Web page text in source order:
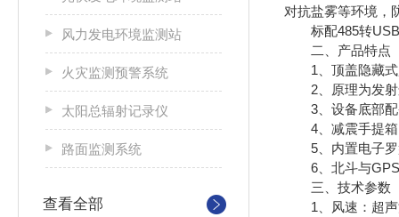
风力发电环境监测站
火灾监测预警系统
太阳总辐射记录仪
路面监测系统
查看全部
对抗盐雾等环境，
标配485转USB
二、产品特点
1、顶盖隐藏式
2、原理为发射
3、设备底部配
4、减震手提箱
5、内置电子罗
6、北斗与GPS
三、技术参数
1、风速：超声